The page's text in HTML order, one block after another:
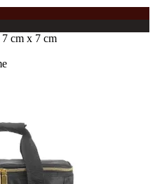
cm x 7 cm